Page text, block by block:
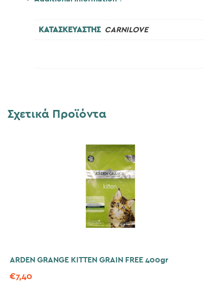
ΚΑΤΑΣΚΕΥΑΣΤΗΣ CARNILOVE
Σχετικά Προϊόντα
ARDEN GRANGE KITTEN GRAIN FREE 400gr
€7,40